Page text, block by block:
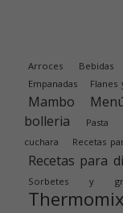
Arroces Bebidas
Empanadas Flanes
Mambo
bolleria
Pasta
cuchara
Recetas
Recetas para
Sorbetes y
Thermomix